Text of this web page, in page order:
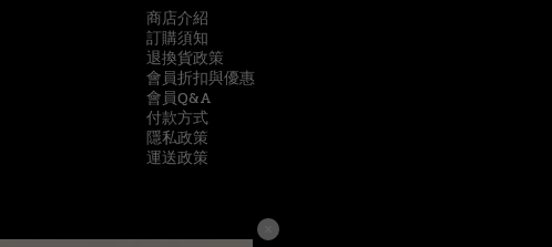
商店介紹
訂購須知
退換貨政策
會員折扣與優惠
會員Q&A
付款方式
隱私政策
運送政策